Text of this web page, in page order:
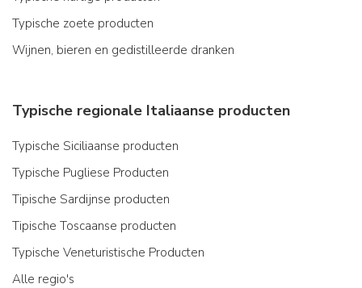
Typische zoete producten
Wijnen, bieren en gedistilleerde dranken
Typische regionale Italiaanse producten
Typische Siciliaanse producten
Typische Pugliese Producten
Tipische Sardijnse producten
Tipische Toscaanse producten
Typische Veneturistische Producten
Alle regio's